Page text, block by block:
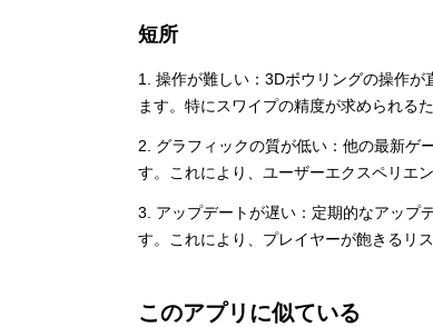
短所
1. 操作が難しい：3Dボウリングの操作
ます。特にスワイプの精度が求められる
2. グラフィックの質が低い：他の最新ゲ
す。これにより、ユーザーエクスペリエ
3. アップデートが遅い：定期的なアップ
す。これにより、プレイヤーが飽きるリ
このアプリに似ている